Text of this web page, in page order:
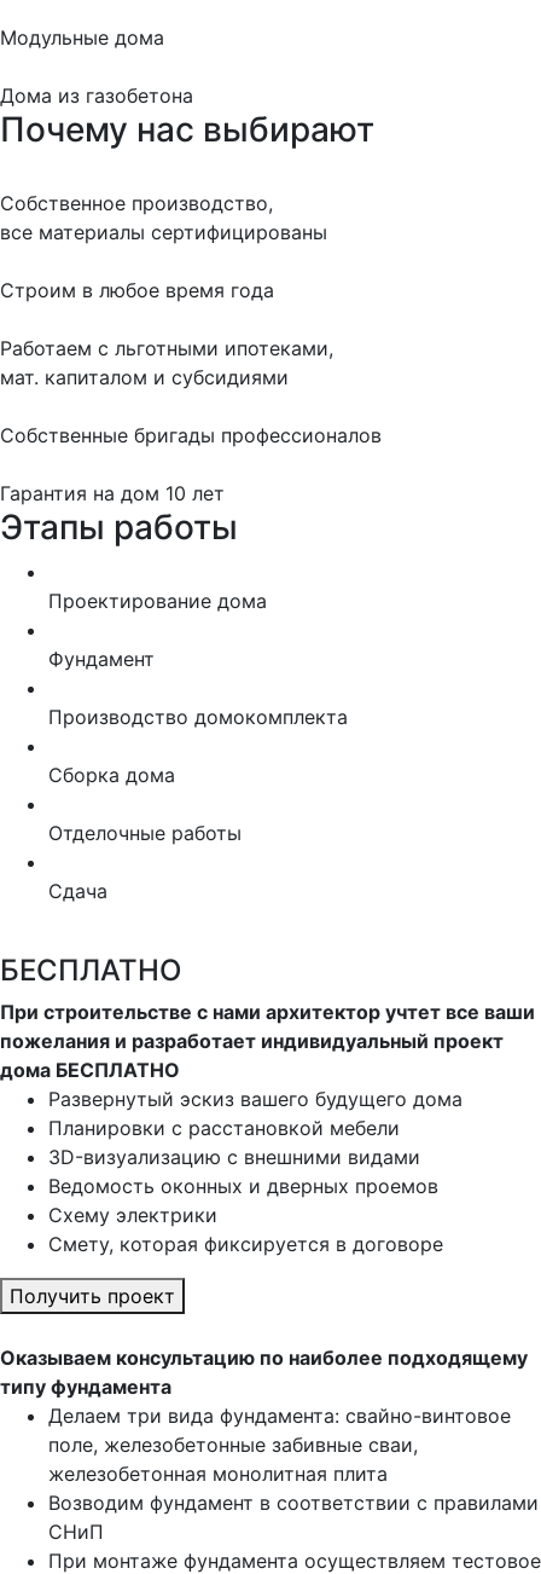
Модульные дома
Дома из газобетона
Почему нас выбирают
Собственное производство,
все материалы сертифицированы
Строим в любое время года
Работаем с льготными ипотеками,
мат. капиталом и субсидиями
Собственные бригады профессионалов
Гарантия на дом 10 лет
Этапы работы
Проектирование дома
Фундамент
Производство домокомплекта
Сборка дома
Отделочные работы
Сдача
БЕСПЛАТНО
При строительстве с нами архитектор учтет все ваши
пожелания и разработает индивидуальный проект
дома БЕСПЛАТНО
Развернутый эскиз вашего будущего дома
Планировки с расстановкой мебели
3D-визуализацию с внешними видами
Ведомость оконных и дверных проемов
Cхему электрики
Cмету, которая фиксируется в договоре
Получить проект
Оказываем консультацию по наиболее подходящему
типу фундамента
Делаем три вида фундамента: свайно-винтовое
поле, железобетонные забивные сваи,
железобетонная монолитная плита
Возводим фундамент в соответствии с правилами
СНиП
При монтаже фундамента осуществляем тестовое